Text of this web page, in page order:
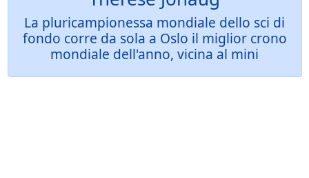
La pluricampionessa mondiale dello sci di
fondo corre da sola a Oslo il miglior crono
mondiale dell'anno, vicina al mini